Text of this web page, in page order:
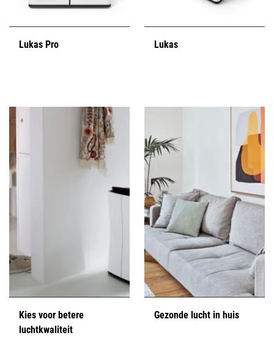
Lukas Pro Lukas
Kies voor betere
luchtkwaliteit
Gezonde lucht in huis